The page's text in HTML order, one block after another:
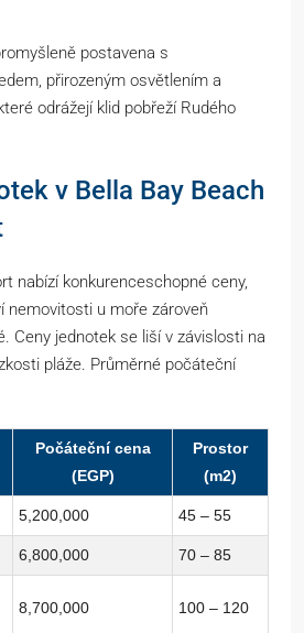
postavena s
přirozeným osvětlením a
odrážejí klid pobřeží Rudého
v Bella Bay Beach
nabízí konkurenceschopné ceny,
nemovitosti u moře zároveň
Ceny jednotek se liší v závislosti na
pláže. Průměrné počáteční
Počáteční cena
(EGP)
Prostor
(m2)
5,200,000 45 – 55
6,800,000 70 – 85
8,700,000 100 – 120